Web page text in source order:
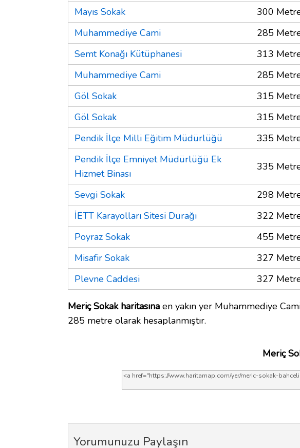
Mayıs Sokak
300
Muhammediye Cami
285
Semt Konağı Kütüphanesi
313
Muhammediye Cami
285
Göl Sokak
315
Göl Sokak
315
Pendik İlçe Milli Eğitim Müdürlüğü
335
Pendik İlçe Emniyet Müdürlüğü Ek
Hizmet Binası
335
Sevgi Sokak
298
İETT Karayolları Sitesi Durağı
322
Poyraz Sokak
455
Misafir Sokak
327
Plevne Caddesi
327
Meriç Sokak haritasına en yakın yer Muhammediye
285 metre olarak hesaplanmıştır.
Meriç
Yorumunuzu Paylaşın